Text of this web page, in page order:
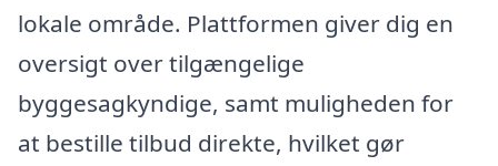
lokale område. Plattformen giver dig en
oversigt over tilgængelige
byggesagkyndige, samt muligheden for
at bestille tilbud direkte, hvilket gør